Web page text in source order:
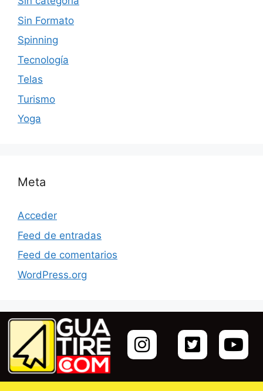
Sin Formato
Spinning
Tecnología
Telas
Turismo
Yoga
Meta
Acceder
Feed de entradas
Feed de comentarios
WordPress.org